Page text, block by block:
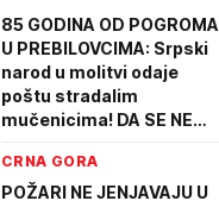
85 GODINA OD POGROMA
U PREBILOVCIMA: Srpski
narod u molitvi odaje
poštu stradalim
mučenicima! DA SE NE
CRNA GORA
POŽARI NE JENJAVAJU U